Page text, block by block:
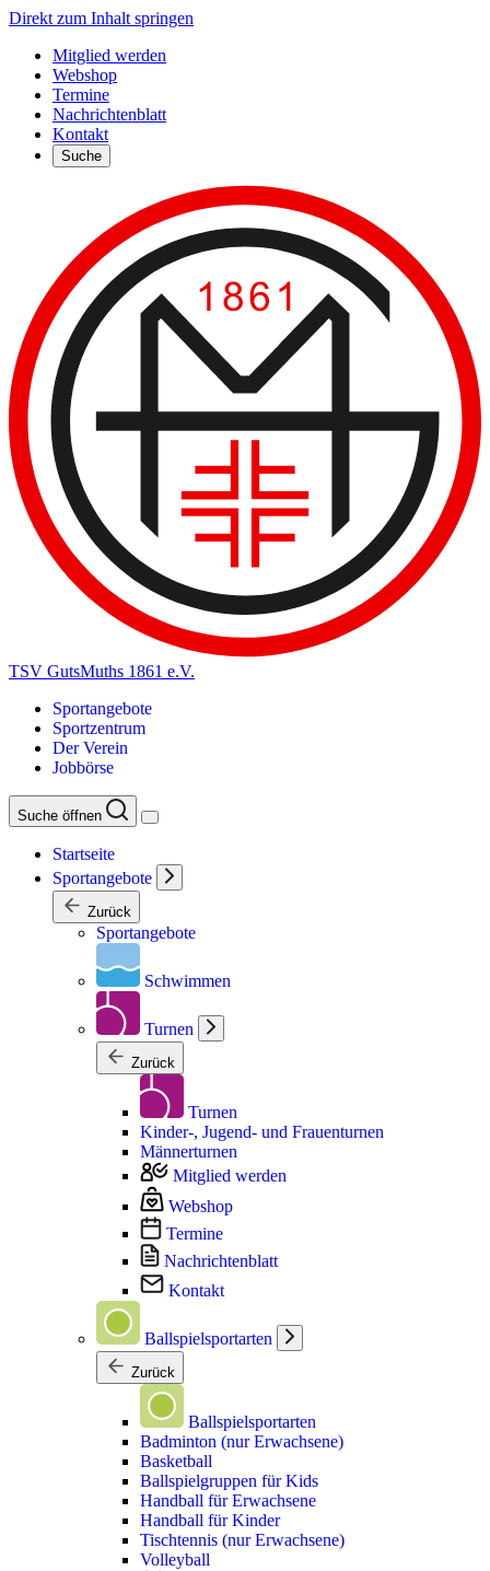
Direkt zum Inhalt springen
Mitglied werden
Webshop
Termine
Nachrichtenblatt
Kontakt
Suche
TSV GutsMuths 1861 e.V.
Sportangebote
Sportzentrum
Der Verein
Jobbörse
Suche öffnen
Startseite
Sportangebote
Zurück
Sportangebote
Schwimmen
Turnen
Zurück
Turnen
Kinder-, Jugend- und Frauenturnen
Männerturnen
Mitglied werden
Webshop
Termine
Nachrichtenblatt
Kontakt
Ballspielsportarten
Zurück
Ballspielsportarten
Badminton (nur Erwachsene)
Basketball
Ballspielgruppen für Kids
Handball für Erwachsene
Handball für Kinder
Tischtennis (nur Erwachsene)
Volleyball